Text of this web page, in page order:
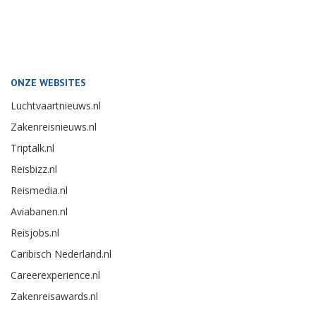
ONZE WEBSITES
Luchtvaartnieuws.nl
Zakenreisnieuws.nl
Triptalk.nl
Reisbizz.nl
Reismedia.nl
Aviabanen.nl
Reisjobs.nl
Caribisch Nederland.nl
Careerexperience.nl
Zakenreisawards.nl